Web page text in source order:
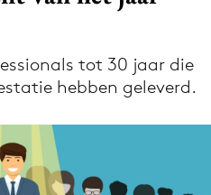
via de Adformatie
app
tot 30 jaar die
hebben geleverd.